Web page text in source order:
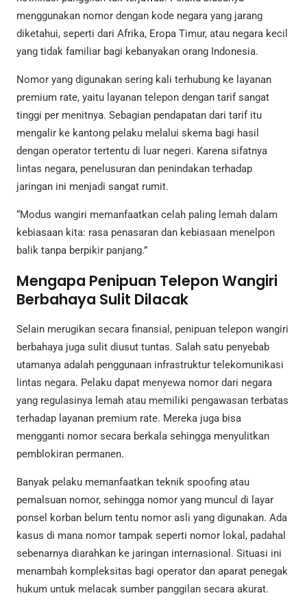
menggunakan nomor dengan kode negara yang jarang
diketahui, seperti dari Afrika, Eropa Timur, atau negara kecil
yang tidak familiar bagi kebanyakan orang Indonesia.
Nomor yang digunakan sering kali terhubung ke layanan
premium rate, yaitu layanan telepon dengan tarif sangat
tinggi per menitnya. Sebagian pendapatan dari tarif itu
mengalir ke kantong pelaku melalui skema bagi hasil
dengan operator tertentu di luar negeri. Karena sifatnya
lintas negara, penelusuran dan penindakan terhadap
jaringan ini menjadi sangat rumit.
“Modus wangiri memanfaatkan celah paling lemah dalam
kebiasaan kita: rasa penasaran dan kebiasaan menelpon
balik tanpa berpikir panjang.”
Mengapa Penipuan Telepon Wangiri
Berbahaya Sulit Dilacak
Selain merugikan secara finansial, penipuan telepon wangiri
berbahaya juga sulit diusut tuntas. Salah satu penyebab
utamanya adalah penggunaan infrastruktur telekomunikasi
lintas negara. Pelaku dapat menyewa nomor dari negara
yang regulasinya lemah atau memiliki pengawasan terbatas
terhadap layanan premium rate. Mereka juga bisa
mengganti nomor secara berkala sehingga menyulitkan
pemblokiran permanen.
Banyak pelaku memanfaatkan teknik spoofing atau
pemalsuan nomor, sehingga nomor yang muncul di layar
ponsel korban belum tentu nomor asli yang digunakan. Ada
kasus di mana nomor tampak seperti nomor lokal, padahal
sebenarnya diarahkan ke jaringan internasional. Situasi ini
menambah kompleksitas bagi operator dan aparat penegak
hukum untuk melacak sumber panggilan secara akurat.